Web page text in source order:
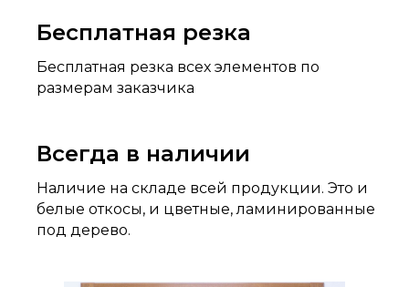
Бесплатная резка
Бесплатная резка всех элементов по
размерам заказчика
Всегда в наличии
Наличие на складе всей продукции. Это и
белые откосы, и цветные, ламинированные
под дерево.